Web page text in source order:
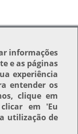
Voltar para o topo
informações
e as páginas
experiência
entender os
clique em
em 'Eu
utilização de